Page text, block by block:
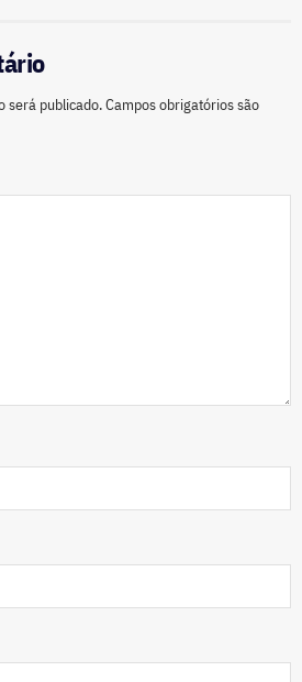
será publicado.Campos obrigatórios são